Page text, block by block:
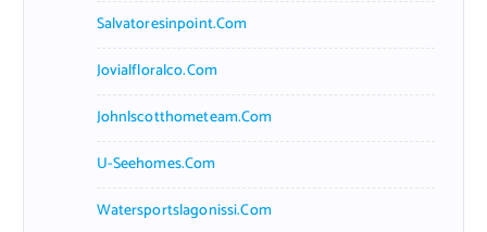
Salvatoresinpoint.com
Jovialfloralco.com
Johnlscotthometeam.com
U-Seehomes.com
Watersportslagonissi.com